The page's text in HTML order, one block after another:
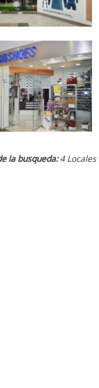
la busqueda:4 Locales